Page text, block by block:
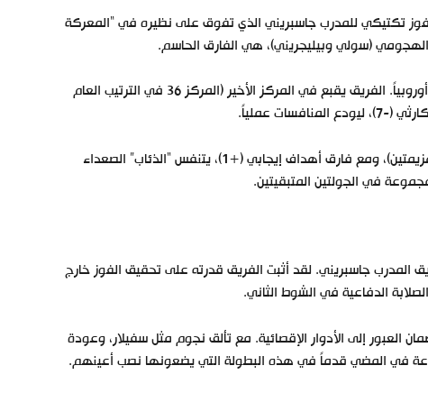
تكتيكي للمدرب جاسبريني الذي تفوق على نظيره في “المعركة
ثانياً، كشفت المباراة عن الأزمة العميقة التي يعيشها رينجرز هذا الموسم أوروبياً. الفريق يقبع في المركز الأخير (المركز 36 في الترتيب العام
ثالثاً، هذا الفوز يضع روما في قلب المنافسة. برصيد 6 نقاط (من فوزين وهزيمتين)، ومع فارق أهداف إيجابي (+1)، يتنفس “الذئاب” الصعداء
في الجولتين المتبقيتين.
المدرب جاسبريني. لقد أثبت الفريق قدرته على تحقيق الفوز خارج
الدفاعية في الشوط الثاني.
العبور إلى الأدوار الإقصائية. مع تألق نجوم مثل سفيلار، وعودة
في المضي قدماً في هذه البطولة التي يضعونها نصب أعينهم.